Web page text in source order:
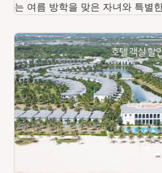
는 여름 방학을 맞은 자녀와 특별